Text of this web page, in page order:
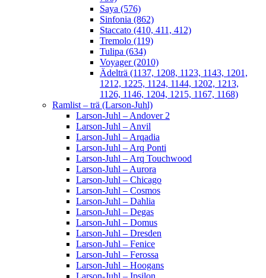
Saya (576)
Sinfonia (862)
Staccato (410, 411, 412)
Tremolo (119)
Tulipa (634)
Voyager (2010)
Ädelträ (1137, 1208, 1123, 1143, 1201,
1212, 1225, 1124, 1144, 1202, 1213,
1126, 1146, 1204, 1215, 1167, 1168)
Ramlist – trä (Larson-Juhl)
Larson-Juhl – Andover 2
Larson-Juhl – Anvil
Larson-Juhl – Arqadia
Larson-Juhl – Arq Ponti
Larson-Juhl – Arq Touchwood
Larson-Juhl – Aurora
Larson-Juhl – Chicago
Larson-Juhl – Cosmos
Larson-Juhl – Dahlia
Larson-Juhl – Degas
Larson-Juhl – Domus
Larson-Juhl – Dresden
Larson-Juhl – Fenice
Larson-Juhl – Ferossa
Larson-Juhl – Hoogans
Larson-Juhl – Ipsilon